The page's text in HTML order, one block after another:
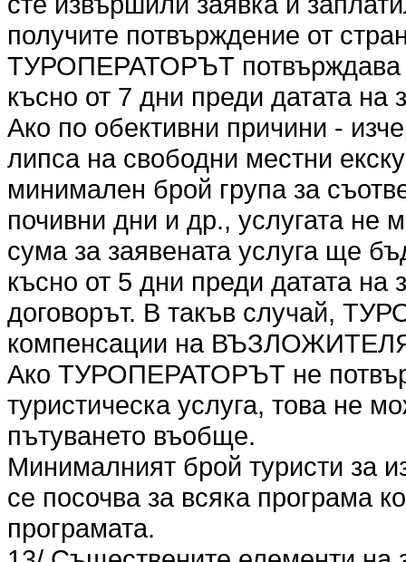
получите потвърждение от
ТУРОПЕРАТОРЪТ потвърждава
късно от 7 дни преди датата на
Ако по обективни причини -
липса на свободни местни
минимален брой група за
почивни дни и др., услугата не
сума за заявената услуга ще
късно от 5 дни преди датата
договорът. В такъв случай,
компенсации на
Ако ТУРОПЕРАТОРЪТ не
туристическа услуга, това не
пътуването въобще.
Минималният брой туристи за
се посочва за всяка програма
програмата.